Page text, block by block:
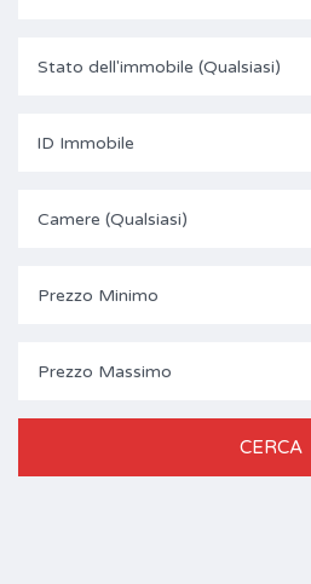
Stato dell'immobile (Qualsiasi)
Camere (Qualsiasi)
Prezzo Minimo
Prezzo Massimo